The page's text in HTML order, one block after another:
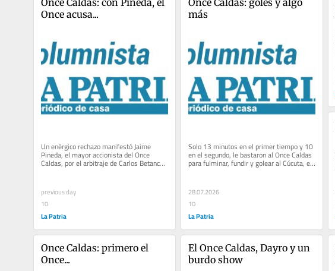
Once acusa...
Un enérgico rechazo manifestó Jaime
Pineda, el mayor accionista del Once
Caldas, por el arbitraje de Carlos Betancurt
en el 2-2 con Santa Fe,...
previous day
10
La Patria
más
Solo 13 minutos en el primer tiempo y 10
en el segundo, le bastaron al Once Caldas
para fulminar, fundir y golear al Cúcuta, en
Manizales. De...
28.07.2026
10
La Patria
Once Caldas: primero el
Once...
El Once Caldas, Dayro y un
burdo show